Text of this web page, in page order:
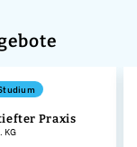
Praxis
KG